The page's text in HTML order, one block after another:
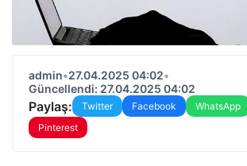
admin•27.04.2025 04:02•
Güncellendi: 27.04.2025 04:02
Paylaş: Twitter Facebook WhatsApp
Pinterest